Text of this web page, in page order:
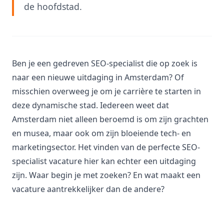
de hoofdstad.
Ben je een gedreven SEO-specialist die op zoek is
naar een nieuwe uitdaging in Amsterdam? Of
misschien overweeg je om je carrière te starten in
deze dynamische stad. Iedereen weet dat
Amsterdam niet alleen beroemd is om zijn grachten
en musea, maar ook om zijn bloeiende tech- en
marketingsector. Het vinden van de perfecte SEO-
specialist vacature hier kan echter een uitdaging
zijn. Waar begin je met zoeken? En wat maakt een
vacature aantrekkelijker dan de andere?